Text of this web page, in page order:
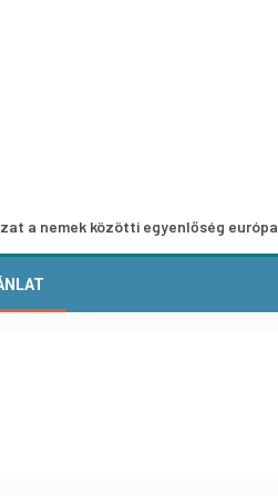
közötti egyenlőség európai